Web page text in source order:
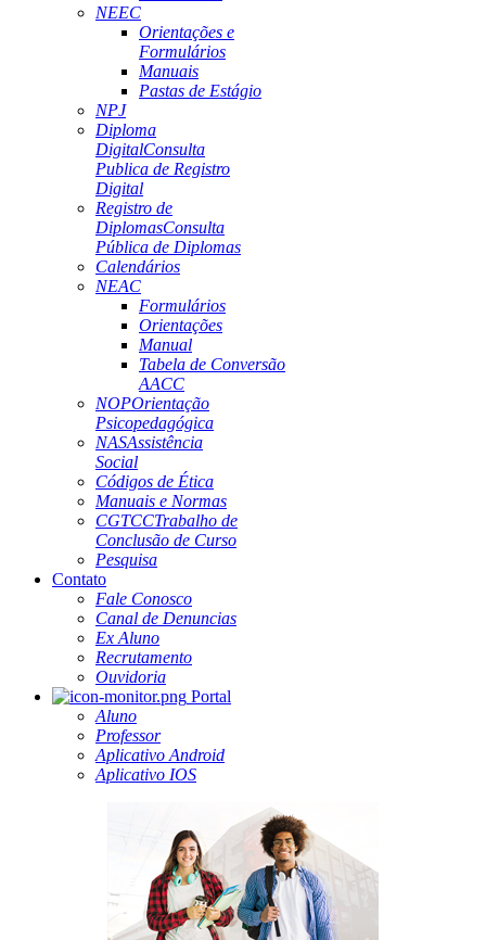
NEEC
Orientações e
Formulários
Manuais
Pastas de Estágio
NPJ
Diploma
DigitalConsulta
Publica de Registro
Digital
Registro de
DiplomasConsulta
Pública de Diplomas
Calendários
NEAC
Formulários
Orientações
Manual
Tabela de Conversão
AACC
NOPOrientação
Psicopedagógica
NASAssistência
Social
Códigos de Ética
Manuais e Normas
CGTCCTrabalho de
Conclusão de Curso
Pesquisa
Contato
Fale Conosco
Canal de Denuncias
Ex Aluno
Recrutamento
Ouvidoria
Portal
Aluno
Professor
Aplicativo Android
Aplicativo IOS